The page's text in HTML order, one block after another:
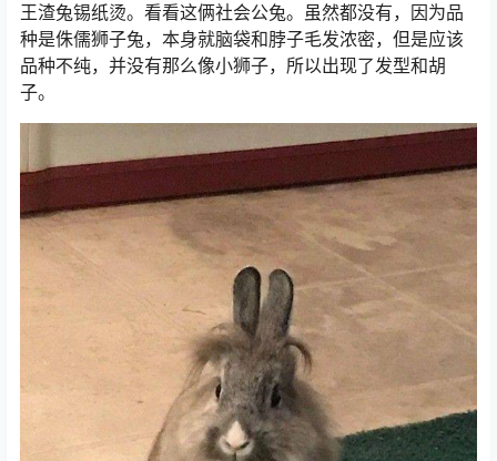
王渣兔锡纸烫。看看这俩社会公兔。虽然都没有，因为品
种是侏儒狮子兔，本身就脑袋和脖子毛发浓密，但是应该
品种不纯，并没有那么像小狮子，所以出现了发型和胡
子。